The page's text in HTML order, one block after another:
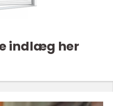
indlæg her